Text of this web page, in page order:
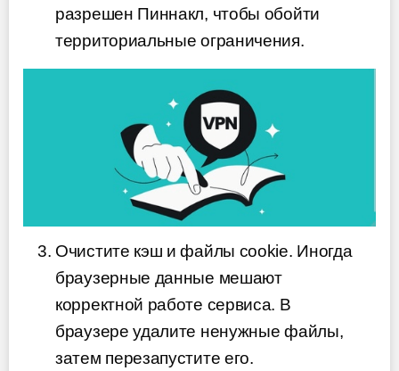
разрешен Пиннакл, чтобы обойти
территориальные ограничения.
Очистите кэш и файлы cookie. Иногда
браузерные данные мешают
корректной работе сервиса. В
браузере удалите ненужные файлы,
затем перезапустите его.